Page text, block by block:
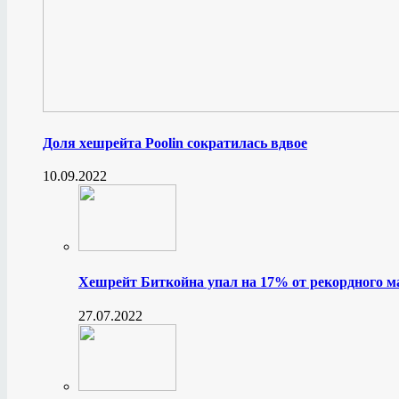
Доля хешрейта Poolin сократилась вдвое
10.09.2022
Хешрейт Биткойна упал на 17% от рекордного
27.07.2022